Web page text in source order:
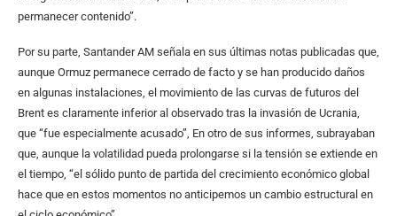
permanecer contenido”.
Por su parte, Santander AM señala en sus últimas notas publicadas que,
aunque Ormuz permanece cerrado de facto y se han producido daños
en algunas instalaciones, el movimiento de las curvas de futuros del
Brent es claramente inferior al observado tras la invasión de Ucrania,
que “fue especialmente acusado”, En otro de sus informes, subrayaban
que, aunque la volatilidad pueda prolongarse si la tensión se extiende en
el tiempo, “el sólido punto de partida del crecimiento económico global
hace que en estos momentos no anticipemos un cambio estructural en